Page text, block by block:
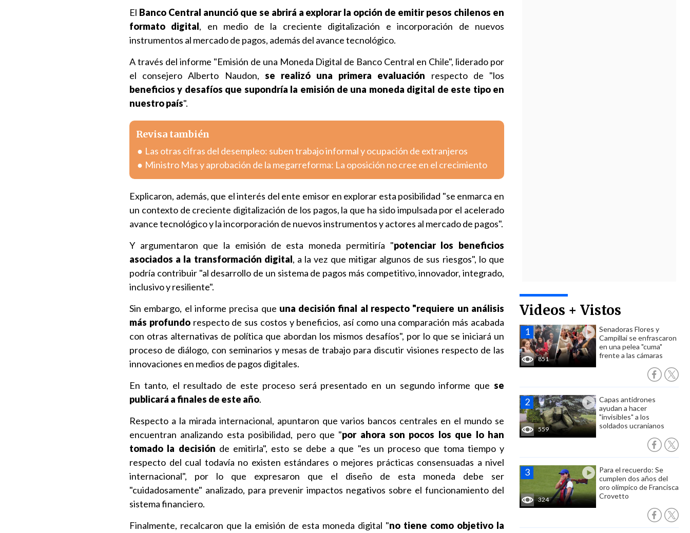
Videos + Vistos
851
Senadoras Flores y
Campillai se enfrascaron
en una pelea "cuma"
frente a las cámaras
559
Capas antidrones
ayudan a hacer
"invisibles" a los
soldados ucranianos
324
Para el recuerdo: Se
cumplen dos años del
oro olímpico de Francisca
Crovetto
El Banco Central anunció que se abrirá a explorar la opción de emitir pesos chilenos en
formato digital, en medio de la creciente digitalización e incorporación de nuevos
instrumentos al mercado de pagos, además del avance tecnológico.
A través del informe "Emisión de una Moneda Digital de Banco Central en Chile", liderado por
el consejero Alberto Naudon, se realizó una primera evaluación respecto de "los
beneficios y desafíos que supondría la emisión de una moneda digital de este tipo en
nuestro país".
Revisa también
Las otras cifras del desempleo: suben trabajo informal y ocupación de extranjeros
Ministro Mas y aprobación de la megarreforma: La oposición no cree en el crecimiento
Explicaron, además, que el interés del ente emisor en explorar esta posibilidad "se enmarca en
un contexto de creciente digitalización de los pagos, la que ha sido impulsada por el acelerado
avance tecnológico y la incorporación de nuevos instrumentos y actores al mercado de pagos".
Y argumentaron que la emisión de esta moneda permitiría "potenciar los beneficios
asociados a la transformación digital, a la vez que mitigar algunos de sus riesgos", lo que
podría contribuir "al desarrollo de un sistema de pagos más competitivo, innovador, integrado,
inclusivo y resiliente".
Sin embargo, el informe precisa que una decisión final al respecto "requiere un análisis
más profundorespecto de sus costos y beneficios, así como una comparación más acabada
con otras alternativas de política que abordan los mismos desafíos", por lo que se iniciará un
proceso de diálogo, con seminarios y mesas de trabajo para discutir visiones respecto de las
innovaciones en medios de pagos digitales.
En tanto, el resultado de este proceso será presentado en un segundo informe que se
publicará a finales de este año.
Respecto a la mirada internacional, apuntaron que varios bancos centrales en el mundo se
encuentran analizando esta posibilidad, pero que "por ahora son pocos los que lo han
tomado la decisión de emitirla", esto se debe a que "es un proceso que toma tiempo y
respecto del cual todavía no existen estándares o mejores prácticas consensuadas a nivel
internacional", por lo que expresaron que el diseño de esta moneda debe ser
"cuidadosamente" analizado, para prevenir impactos negativos sobre el funcionamiento del
sistema financiero.
Finalmente, recalcaron que la emisión de esta moneda digital "no tiene como objetivo la